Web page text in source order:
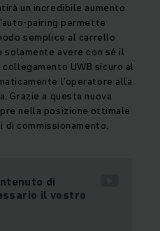
un incredibile aumento
pairing permette
semplice al carrello
avere con sé il
UWB sicuro al
l’operatore alla
Grazie a questa nuova
nella posizione ottimale
commissionamento.
di
il vostro